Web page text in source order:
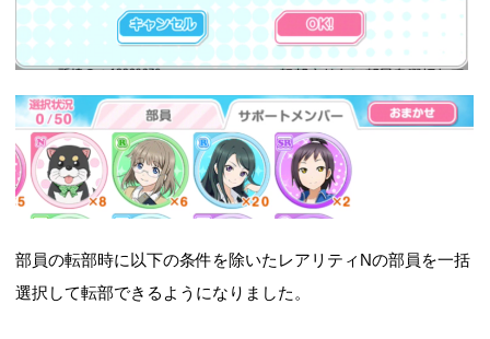
部員の転部時に以下の条件を除いたレアリティNの部員を一括
選択して転部できるようになりました。